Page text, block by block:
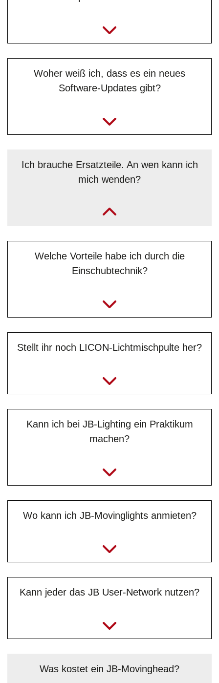
Woher weiß ich, dass es ein neues
Software-Updates gibt?
Ich brauche Ersatzteile. An wen kann ich
mich wenden?
„Am besten direkt an Benjamin Simeg und Roland
Welche Vorteile habe ich durch die
Einschubtechnik?
Stellt ihr noch LICON-Lichtmischpulte her?
Kann ich bei JB-Lighting ein Praktikum
machen?
Wo kann ich JB-Movinglights anmieten?
Kann jeder das JB User-Network nutzen?
Was kostet ein JB-Movinghead?